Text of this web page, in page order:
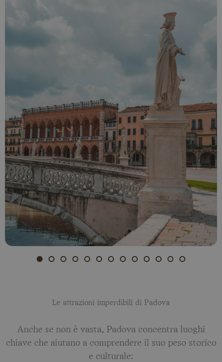
Le attrazioni imperdibili di Padova
Anche se non è vasta, Padova concentra luoghi
chiave che aiutano a comprendere il suo peso storico
e culturale: